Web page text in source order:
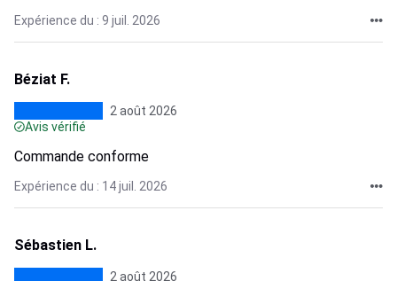
Expérience du : 9 juil. 2026
Béziat F.
2 août 2026
Avis vérifié
Commande conforme
Expérience du : 14 juil. 2026
Sébastien L.
2 août 2026